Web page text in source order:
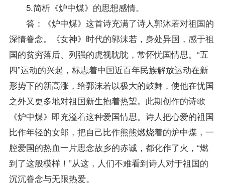
5.简析《炉中煤》的思想感情。
答：《炉中煤》这首诗充满了诗人郭沐若对祖国的
深情眷念。《女神》时代的郭沫若，身处异国，感于祖
国的贫穷落后、列强的虎视眈眈，常怀忧国情思。“五
四”运动的兴起，标志着中国近百年民族解放运动在新
形势下的新高涨，给郭沫若以极大的鼓舞，使他在忧国
之外又更多地对祖国新生抱着热望。此期创作的诗歌
《炉中煤》即充溢着这种爱国情思。诗人把心爱的祖国
比作年轻的女郎，把自己比作熊熊燃烧着的炉中煤，一
腔爱国的热血一片思念故乡的赤诚，都化作了火，“燃
到了这般模样！”从这，人们不难看到诗人对于祖国的
沉沉眷念与无限热爱。